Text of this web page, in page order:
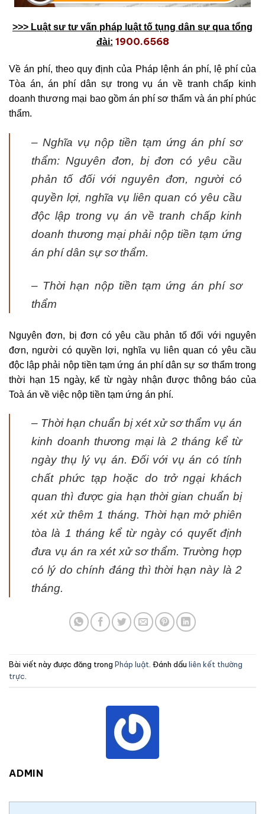
>>> Luật sư tư vấn pháp luật tố tụng dân sự qua tổng
đài: 1900.6568
Về án phí, theo quy định của Pháp lệnh án phí, lệ phí của
Tòa án, án phí dân sự trong vụ án về tranh chấp kinh
doanh thương mại bao gồm án phí sơ thẩm và án phí phúc
thẩm.
– Nghĩa vụ nộp tiền tạm ứng án phí sơ
thẩm: Nguyên đơn, bị đơn có yêu cầu
phản tố đối với nguyên đơn, người có
quyền lợi, nghĩa vụ liên quan có yêu cầu
độc lập trong vụ án về tranh chấp kinh
doanh thương mại phải nộp tiền tạm ứng
án phí dân sự sơ thẩm.
– Thời hạn nộp tiền tạm ứng án phí sơ
thẩm
Nguyên đơn, bị đơn có yêu cầu phản tố đối với nguyên
đơn, người có quyền lợi, nghĩa vụ liên quan có yêu cầu
độc lập phải nộp tiền tạm ứng án phí dân sự sơ thẩm trong
thời hạn 15 ngày, kể từ ngày nhận được thông báo của
Toà án về việc nộp tiền tạm ứng án phí.
– Thời hạn chuẩn bị xét xử sơ thẩm vụ án
kinh doanh thương mại là 2 tháng kể từ
ngày thụ lý vụ án. Đối với vụ án có tính
chất phức tạp hoặc do trở ngại khách
quan thì được gia hạn thời gian chuẩn bị
xét xử thêm 1 tháng. Thời hạn mở phiên
tòa là 1 tháng kể từ ngày có quyết định
đưa vụ án ra xét xử sơ thẩm. Trường hợp
có lý do chính đáng thì thời hạn này là 2
tháng.
Bài viết này được đăng trong Pháp luật . Đánh dấu liên kết thường
trực
ADMIN